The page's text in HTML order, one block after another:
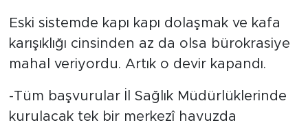
Eski sistemde kapı kapı dolaşmak ve kafa
karışıklığı cinsinden az da olsa bürokrasiye
mahal veriyordu. Artık o devir kapandı.
-Tüm başvurular İl Sağlık Müdürlüklerinde
kurulacak tek bir merkezî havuzda